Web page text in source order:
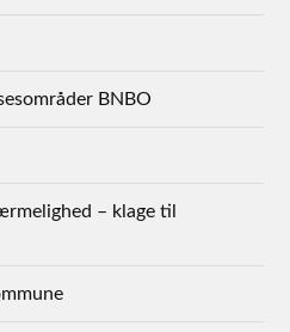
BNBO
– klage til